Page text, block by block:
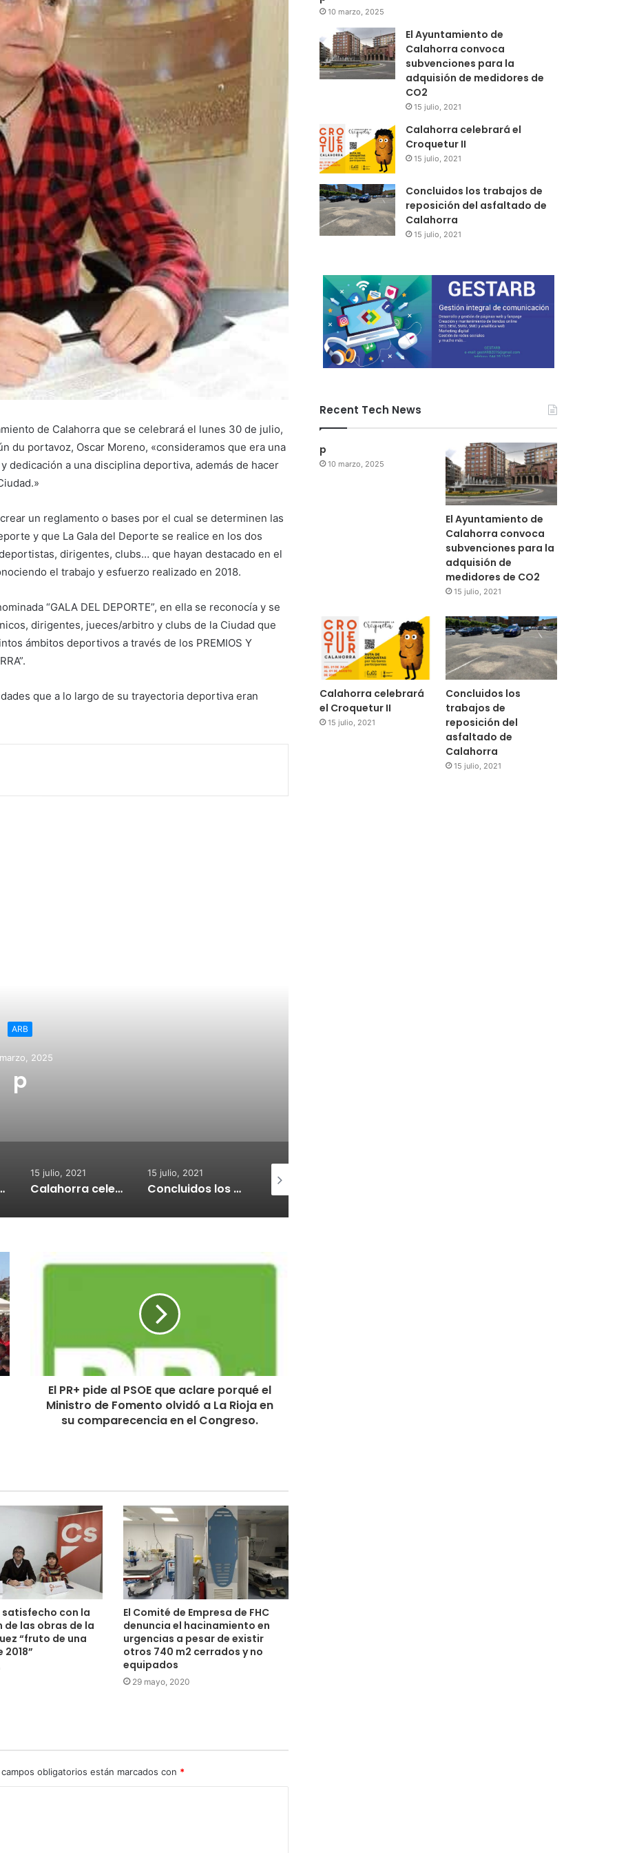
de Calahorra que se celebrará el lunes 30 de julio,
du portavoz, Oscar Moreno, «consideramos que era una
dedicación a una disciplina deportiva, además de hacer
un reglamento o bases por el cual se determinen las
y que La Gala del Deporte se realice en los dos
dirigentes, clubs… que hayan destacado en el
el trabajo y esfuerzo realizado en 2018.
“GALA DEL DEPORTE”, en ella se reconocía y se
dirigentes, jueces/arbitro y clubs de la Ciudad que
ámbitos deportivos a través de los PREMIOS Y
que a lo largo de su trayectoria deportiva eran
ARB
2025
p
la adquisión de medidores de CO2
15 julio, 2021
Calahorra celebrará el Croquetur II
15 julio, 2021
Concluidos los trabajos de reposición del asfaltado de Calahorra
El PR+ pide al PSOE que aclare porqué el
Ministro de Fomento olvidó a La Rioja en
su comparecencia en el Congreso.
con la
de las obras de la
“fruto de una
El Comité de Empresa de FHC
denuncia el hacinamiento en
urgencias a pesar de existir
otros 740 m2 cerrados y no
equipados
29 mayo, 2020
campos obligatorios están marcados con *
10 marzo, 2025
El Ayuntamiento de
Calahorra convoca
subvenciones para la
adquisión de medidores de
CO2
15 julio, 2021
Calahorra celebrará el
Croquetur II
15 julio, 2021
Concluidos los trabajos de
reposición del asfaltado de
Calahorra
15 julio, 2021
Recent Tech News
p
10 marzo, 2025
El Ayuntamiento de
Calahorra convoca
subvenciones para la
adquisión de
medidores de CO2
15 julio, 2021
Calahorra celebrará
el Croquetur II
15 julio, 2021
Concluidos los
trabajos de
reposición del
asfaltado de
Calahorra
15 julio, 2021